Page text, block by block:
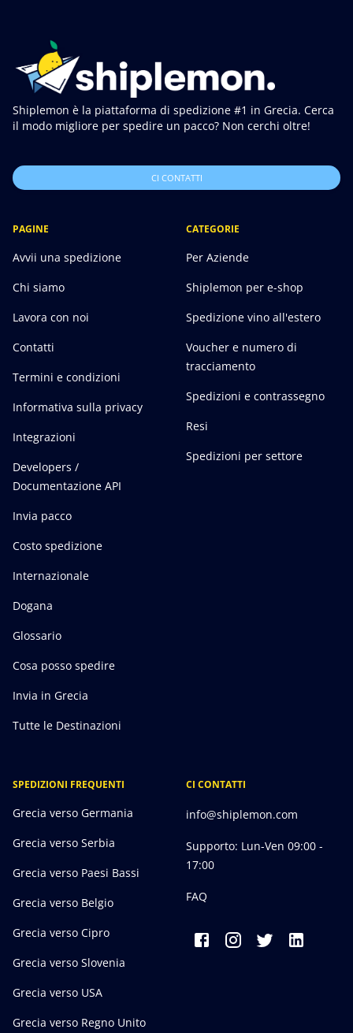
Shiplemon è la piattaforma di spedizione #1 in Grecia. Cerca
il modo migliore per spedire un pacco? Non cerchi oltre!
CI CONTATTI
PAGINE
Avvii una spedizione
Chi siamo
Lavora con noi
Contatti
Termini e condizioni
Informativa sulla privacy
Integrazioni
Developers /
Documentazione API
Invia pacco
Costo spedizione
Internazionale
Dogana
Glossario
Cosa posso spedire
Invia in Grecia
Tutte le Destinazioni
CATEGORIE
Per Aziende
Shiplemon per e-shop
Spedizione vino all'estero
Voucher e numero di
tracciamento
Spedizioni e contrassegno
Resi
Spedizioni per settore
SPEDIZIONI FREQUENTI
Grecia verso Germania
Grecia verso Serbia
Grecia verso Paesi Bassi
Grecia verso Belgio
Grecia verso Cipro
Grecia verso Slovenia
Grecia verso USA
Grecia verso Regno Unito
CI CONTATTI
info@shiplemon.com
Supporto: Lun-Ven 09:00 -
17:00
FAQ